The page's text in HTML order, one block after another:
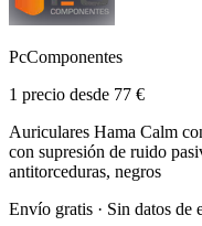
PcComponentes
1 precio desde 77 €
Auriculares Hama Calm
con supresión de ruido
antitorceduras, negros
Envío gratis · Sin datos de